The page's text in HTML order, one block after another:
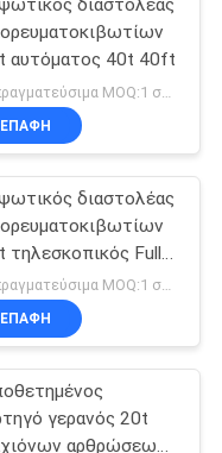
19
30
διαστολέας
αυτόματος 40t 40ft
ΕΠΑΦΉ
διαστολέας
τηλεσκοπικός Full
βαρέων
Διαπραγματεύσιμα MOQ:1 σύνολο
ΕΠΑΦΉ
γερανός 20t
αρθρώσεων